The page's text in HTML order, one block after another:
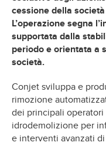
cessione della società
L’operazione segna
supportata dalla
periodo e orientata a
società.
Conjet sviluppa e
rimozione
dei principali
idrodemolizione per
e interventi avanzati